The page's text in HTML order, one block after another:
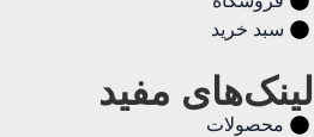
سبد خرید
لینک‌های مفید
محصولات